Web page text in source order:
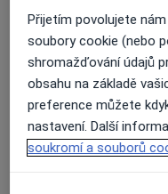
Dostupnost
Na této adrese
Co mám v takové
Způsoby platby
Na teto adrese
Detaily
Přijetím povolujete
soubory cookie (nebo
shromažďování údajů
obsahu na základě
preference můžete
nastavení. Další
soukromí a souborů